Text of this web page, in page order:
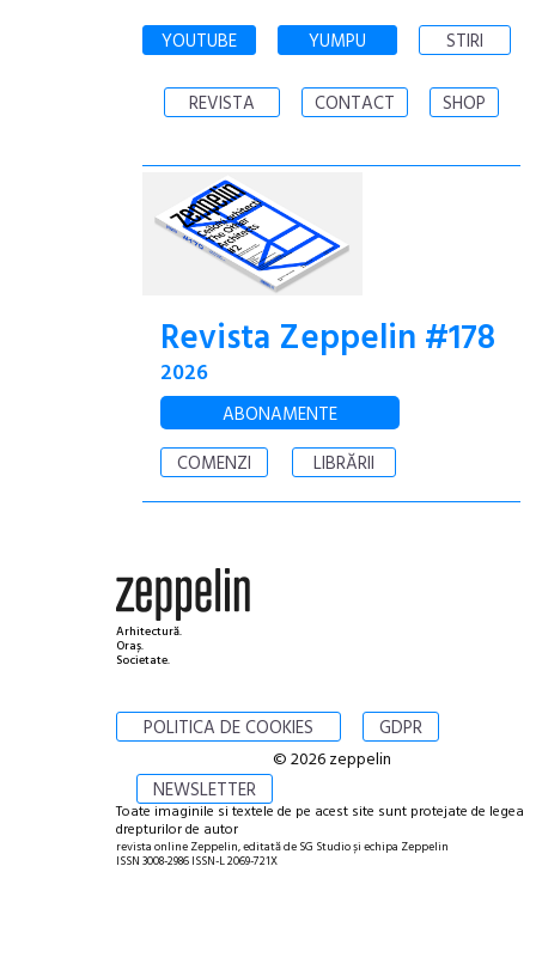
YOUTUBE YUMPU STIRI
REVISTA CONTACT SHOP
Revista Zeppelin #178
2026
ABONAMENTE
COMENZI
LIBRĂRII
Arhitectură.
Oraș.
Societate.
POLITICA DE COOKIES GDPR
NEWSLETTER
© 2026 zeppelin
Toate imaginile si textele de pe acest site sunt protejate de legea
drepturilor de autor
revista online Zeppelin, editată de SG Studio și echipa Zeppelin
ISSN 3008-2986 ISSN-L 2069-721X